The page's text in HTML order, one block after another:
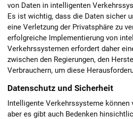
von Daten in intelligenten
Es ist wichtig, dass die Daten sicher
eine Verletzung der Privatsphäre zu
erfolgreiche Implementierung von
Verkehrssystemen erfordert daher
zwischen den Regierungen, den
Verbrauchern, um diese
Datenschutz und Sicherheit
Intelligente Verkehrssysteme können
aber es gibt auch Bedenken